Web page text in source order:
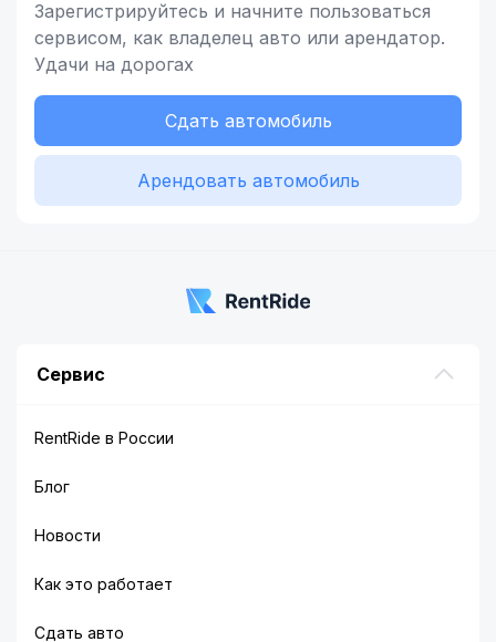
Зарегистрируйтесь и начните пользоваться
сервисом, как владелец авто или арендатор.
Удачи на дорогах
Сдать автомобиль
Арендовать автомобиль
Сервис
RentRide в России
Блог
Новости
Как это работает
Сдать авто